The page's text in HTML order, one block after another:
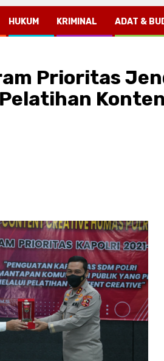
HUKUM KRIMINAL ADAT &
Prioritas